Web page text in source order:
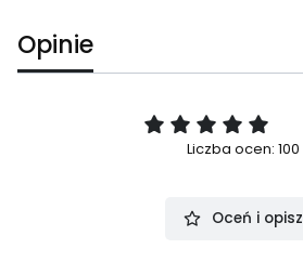
Opinie
Liczba ocen: 100
Oceń i opisz